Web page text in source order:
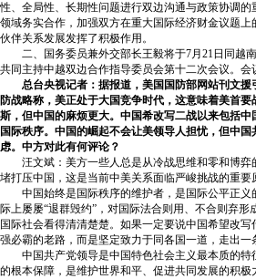
性、全局性、长期性问题进行双边沟通与政策协调
领域务实合作，加强双方在重大国际经济财金议题
伙伴关系发展发挥了积极作用。
二、国务委员兼外交部长王毅将于7月21日同越南
共同主持中越双边合作指导委员会第十二次会议。会
总台央视记者：据报道，美国国防部网站刊文援
防战略称，美正处于大国竞争时代，这意味着美首
斯，但中国的麻烦更大。中国希改写二战以来包括
国际秩序。中国的崛起不会让美领导人担忧，但中
虑。中方对此有何评论？
汪文斌：美方一些人总是从冷战思维和零和博弈
堵打压中国，这是当前中美关系面临严峻挑战的重要
中国始终是国际秩序的维护者，是国际公平正义
际上屡屡“退群毁约”，对国际法合则用、不合则弃形
国际社会看得清清楚楚。如果一定要说中国希望改
强必霸的老路，而是坚定致力于同各国一道，走出一
中国共产党领导是中国特色社会主义最本质的特
的根本保障，是维护世界和平、促进共同发展的积极